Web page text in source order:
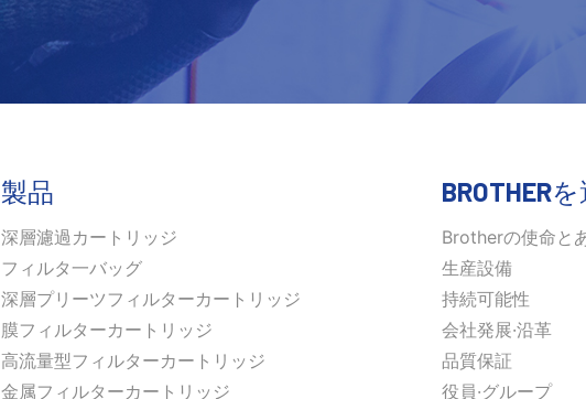
製品
深層濾過カートリッジ
フィルタ一バッグ
深層プリーツフィルターカートリッジ
膜フィルターカートリッジ
高流量型フィルターカートリッジ
金属フィルターカートリッジ
BROTHER
Brotherの使命と
生産設備
持続可能性
会社発展·沿革
品質保証
役員·グループ